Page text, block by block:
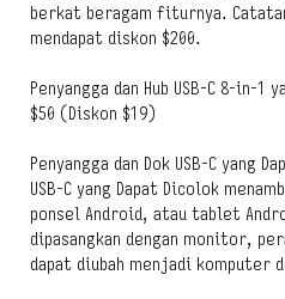
berkat beragam fiturnya.
mendapat diskon $200.
Penyangga dan Hub USB-C 8-in-1
$50 (Diskon $19)
Penyangga dan Dok USB-C yang
USB-C yang Dapat Dicolok
ponsel Android, atau tablet
dipasangkan dengan monitor,
dapat diubah menjadi komputer